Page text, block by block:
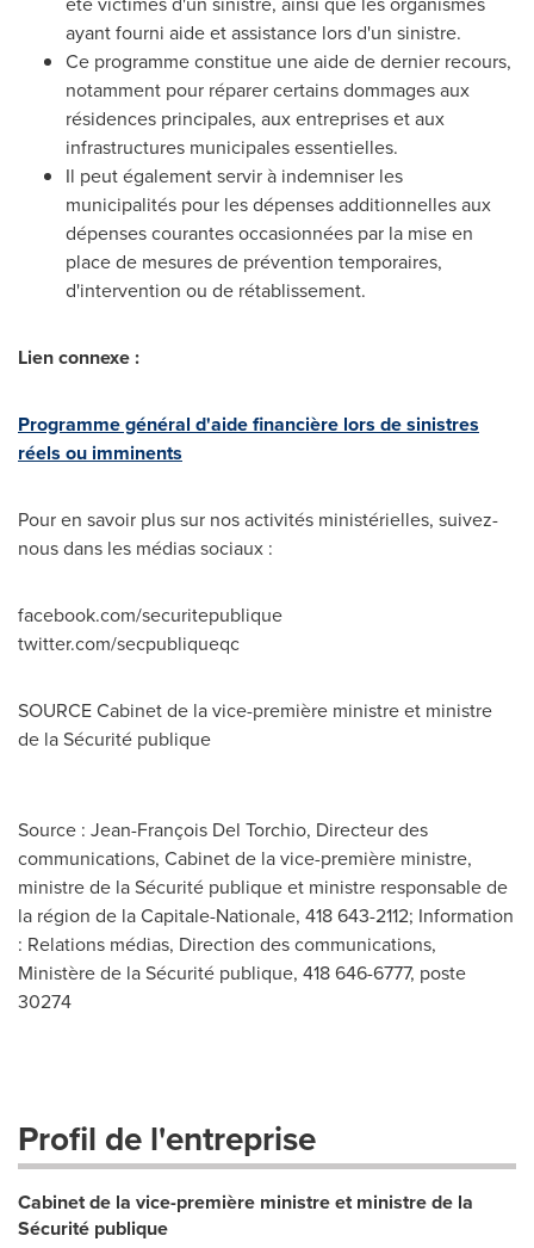
ayant fourni aide et assistance lors d'un sinistre.
Ce programme constitue une aide de dernier recours,
notamment pour réparer certains dommages aux
résidences principales, aux entreprises et aux
infrastructures municipales essentielles.
Il peut également servir à indemniser les
municipalités pour les dépenses additionnelles aux
dépenses courantes occasionnées par la mise en
place de mesures de prévention temporaires,
d'intervention ou de rétablissement.
Lien connexe :
Programme général d'aide financière lors de sinistres
réels ou imminents
Pour en savoir plus sur nos activités ministérielles, suivez-
nous dans les médias sociaux :
facebook.com/securitepublique
twitter.com/secpubliqueqc
SOURCE Cabinet de la vice-première ministre et ministre
de la Sécurité publique
Source : Jean-François Del Torchio, Directeur des
communications, Cabinet de la vice-première ministre,
ministre de la Sécurité publique et ministre responsable de
la région de la Capitale-Nationale, 418 643-2112; Information
: Relations médias, Direction des communications,
Ministère de la Sécurité publique, 418 646-6777, poste
30274
Profil de l'entreprise
Cabinet de la vice-première ministre et ministre de la
Sécurité publique